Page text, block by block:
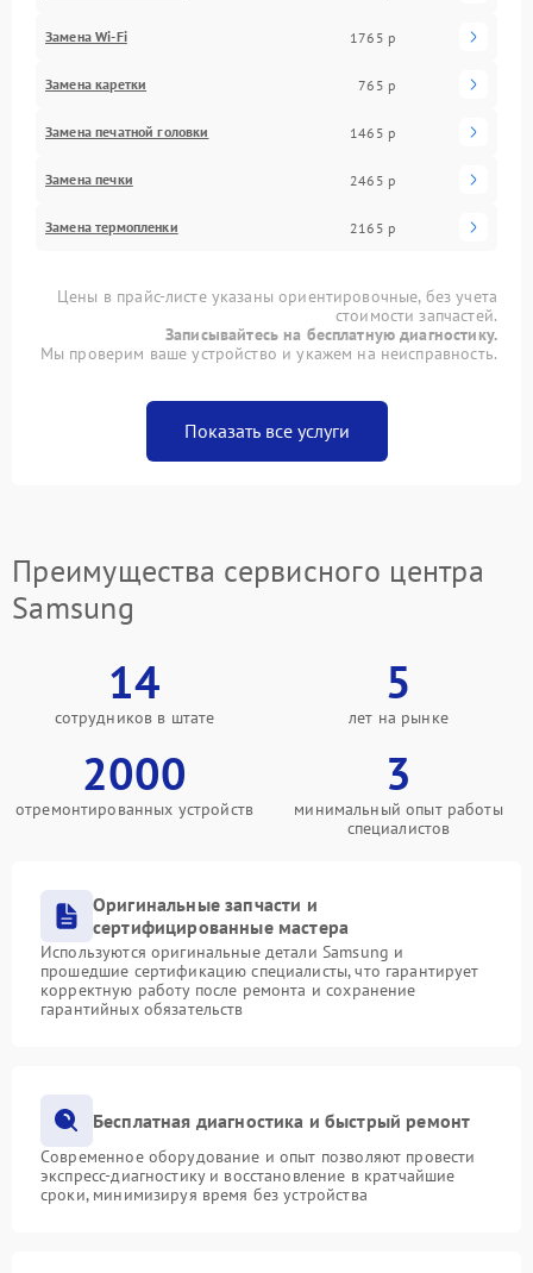
Замена Wi-Fi 1765 р
Замена каретки 765 р
Замена печатной головки 1465 р
Замена печки 2465 р
Замена термопленки 2165 р
Цены в прайс-листе указаны ориентировочные, без учета
стоимости запчастей.
Записывайтесь на бесплатную диагностику.
Мы проверим ваше устройство и укажем на неисправность.
Показать все услуги
Преимущества сервисного центра
Samsung
14
сотрудников в штате
5
лет на рынке
2000
отремонтированных устройств
3
минимальный опыт работы
специалистов
Оригинальные запчасти и
сертифицированные мастера
Используются оригинальные детали Samsung и
прошедшие сертификацию специалисты, что гарантирует
корректную работу после ремонта и сохранение
гарантийных обязательств
Бесплатная диагностика и быстрый ремонт
Современное оборудование и опыт позволяют провести
экспресс-диагностику и восстановление в кратчайшие
сроки, минимизируя время без устройства